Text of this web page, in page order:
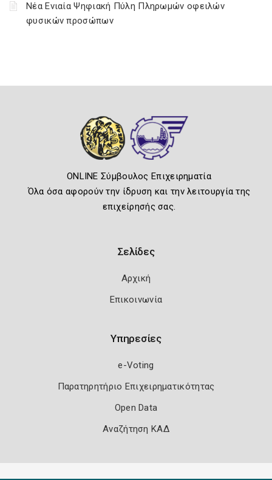
Νέα Ενιαία Ψηφιακή Πύλη Πληρωμών οφειλών
φυσικών προσώπων
ONLINE Σύμβουλος Επιχειρηματία
Όλα όσα αφορούν την ίδρυση και την λειτουργία της
επιχείρησής σας.
Σελίδες
Αρχική
Επικοινωνία
Υπηρεσίες
e-Voting
Παρατηρητήριο Επιχειρηματικότητας
Open Data
Αναζήτηση ΚΑΔ